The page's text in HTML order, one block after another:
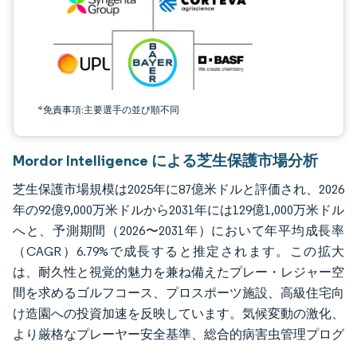
*免責事項:主要選手の並び順不同
Mordor Intelligence による芝生保護市場分析
芝生保護市場規模は2025年に87億米ドルと評価され、2026
年の92億9,000万米ドルから2031年には129億1,000万米ドル
へと、予測期間（2026〜2031年）において年平均成長率
（CAGR）6.79%で成長すると推定されます。この拡大
は、耐久性と視覚的魅力を兼ね備えたプレー・レジャー空
間を求めるゴルフコース、プロスポーツ施設、高級住宅向
け造園への投資加速を反映しています。気候変動の激化、
より厳格なプレーヤー安全基準、総合的病害虫管理プログ